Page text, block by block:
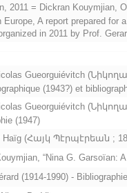
2011 = Dickran Kouymjian,
Europe, A report prepared for
in 2011 by Prof.
Gueorguiévitch
(1943?) et
Gueorguiévitch
(1947)
Haïg (Հայկ Պէրպէրեան ;
“Nina G. Garsoïan:
(1914-1990) -